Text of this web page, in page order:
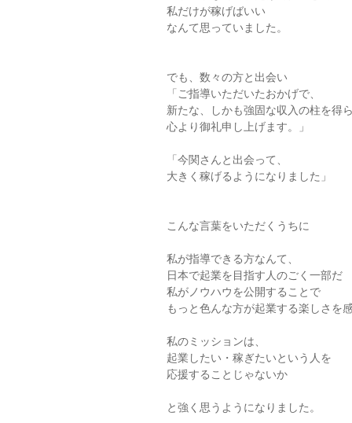
私だけが稼げばいい
なんて思っていました。
でも、数々の方と出会い
「ご指導いただいたおかげで、
新たな、しかも強固な収入の柱を得ら
心より御礼申し上げます。」
「今関さんと出会って、
大きく稼げるようになりました」
こんな言葉をいただくうちに
私が指導できる方なんて、
日本で起業を目指す人のごく一部だ
私がノウハウを公開することで
もっと色んな方が起業する楽しさを
私のミッションは、
起業したい・稼ぎたいという人を
応援することじゃないか
と強く思うようになりました。